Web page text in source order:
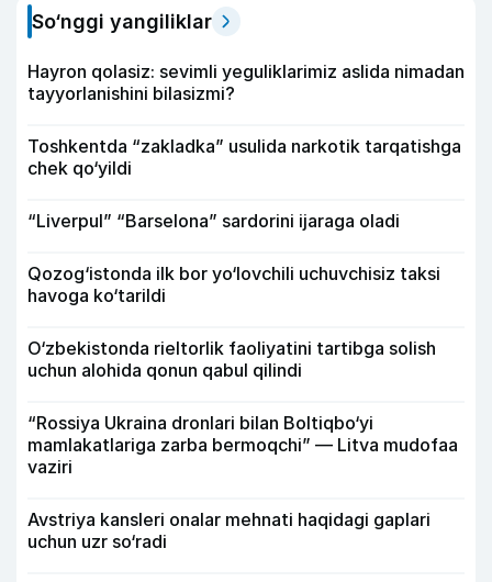
So‘nggi yangiliklar
Hayron qolasiz: sevimli yeguliklarimiz aslida nimadan
tayyorlanishini bilasizmi?
Toshkentda “zakladka” usulida narkotik tarqatishga
chek qo‘yildi
“Liverpul” “Barselona” sardorini ijaraga oladi
Qozog‘istonda ilk bor yo‘lovchili uchuvchisiz taksi
havoga ko‘tarildi
O‘zbekistonda rieltorlik faoliyatini tartibga solish
uchun alohida qonun qabul qilindi
“Rossiya Ukraina dronlari bilan Boltiqbo‘yi
mamlakatlariga zarba bermoqchi” — Litva mudofaa
vaziri
Avstriya kansleri onalar mehnati haqidagi gaplari
uchun uzr so‘radi